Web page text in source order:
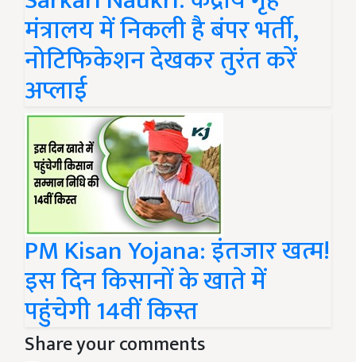
मंत्रालय में निकली है बंपर भर्ती,
नोटिफिकेशन देखकर तुरंत करें
अप्लाई
PM Kisan Yojana: इंतजार खत्म!
इस दिन किसानों के खाते में
पहुंचेगी 14वीं किस्त
Share your comments